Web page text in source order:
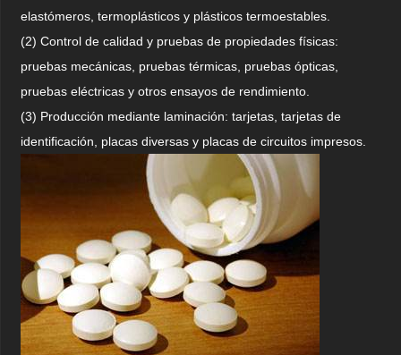
elastómeros, termoplásticos y plásticos termoestables.
(2) Control de calidad y pruebas de propiedades físicas:
pruebas mecánicas, pruebas térmicas, pruebas ópticas,
pruebas eléctricas y otros ensayos de rendimiento.
(3) Producción mediante laminación: tarjetas, tarjetas de
identificación, placas diversas y placas de circuitos impresos.